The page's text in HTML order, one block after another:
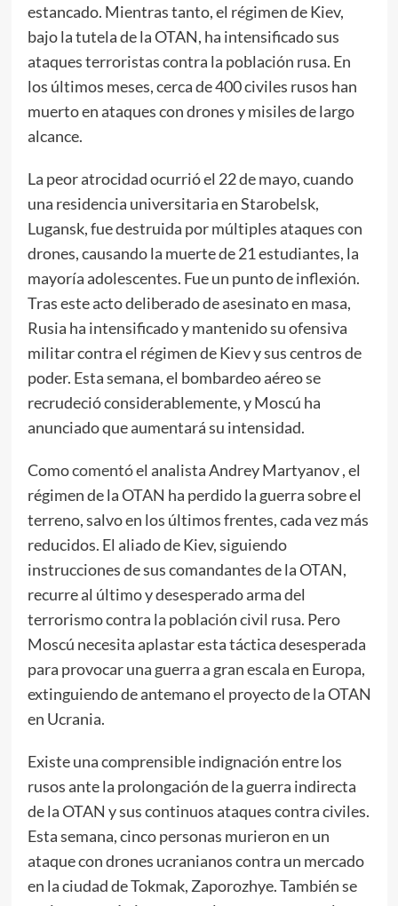
estancado. Mientras tanto, el régimen de Kiev,
bajo la tutela de la OTAN, ha intensificado sus
ataques terroristas contra la población rusa. En
los últimos meses, cerca de 400 civiles rusos han
muerto en ataques con drones y misiles de largo
alcance.
La peor atrocidad ocurrió el 22 de mayo, cuando
una residencia universitaria en Starobelsk,
Lugansk, fue destruida por múltiples ataques con
drones, causando la muerte de 21 estudiantes, la
mayoría adolescentes. Fue un punto de inflexión.
Tras este acto deliberado de asesinato en masa,
Rusia ha intensificado y mantenido su ofensiva
militar contra el régimen de Kiev y sus centros de
poder. Esta semana, el bombardeo aéreo se
recrudeció considerablemente, y Moscú ha
anunciado que aumentará su intensidad.
Comocomentóel analista Andrey Martyanov , el
régimen de la OTAN ha perdido la guerra sobre el
terreno, salvo en los últimos frentes, cada vez más
reducidos. El aliado de Kiev, siguiendo
instrucciones de sus comandantes de la OTAN,
recurre al último y desesperado arma del
terrorismo contra la población civil rusa. Pero
Moscú necesita aplastar esta táctica desesperada
para provocar una guerra a gran escala en Europa,
extinguiendo de antemano el proyecto de la OTAN
en Ucrania.
Existe una comprensible indignación entre los
rusos ante la prolongación de la guerra indirecta
de la OTAN y sus continuos ataques contra civiles.
Esta semana, cinco personas murieronen un
ataque con drones ucranianos contra un mercado
en la ciudad de Tokmak, Zaporozhye. También se